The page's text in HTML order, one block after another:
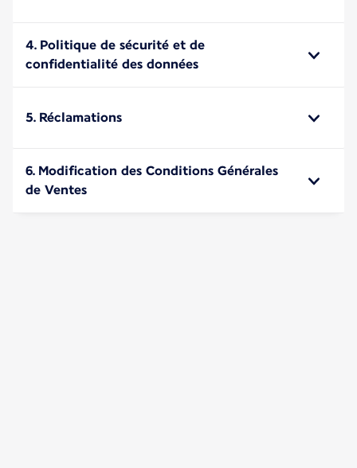
4. Politique de sécurité et de
confidentialité des données
5. Réclamations
6. Modification des Conditions Générales
de Ventes